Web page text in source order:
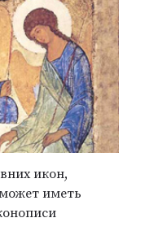
икон,
иметь